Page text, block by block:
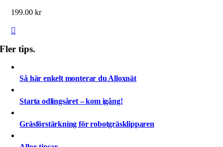
199.00 kr
Fler tips.
Så här enkelt monterar du Alloxnät
Starta odlingsåret – kom igång!
Gräsförstärkning för robotgräsklipparen